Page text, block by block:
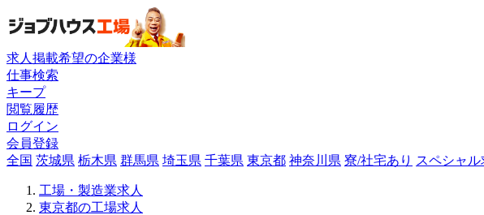
求人掲載希望の企業様
仕事検索
キープ
閲覧履歴
ログイン
会員登録
全国 茨城県 栃木県 群馬県 埼玉県 千葉県 東京都 神奈川県 寮/社宅あり スペシャル
工場・製造業求人
東京都の工場求人